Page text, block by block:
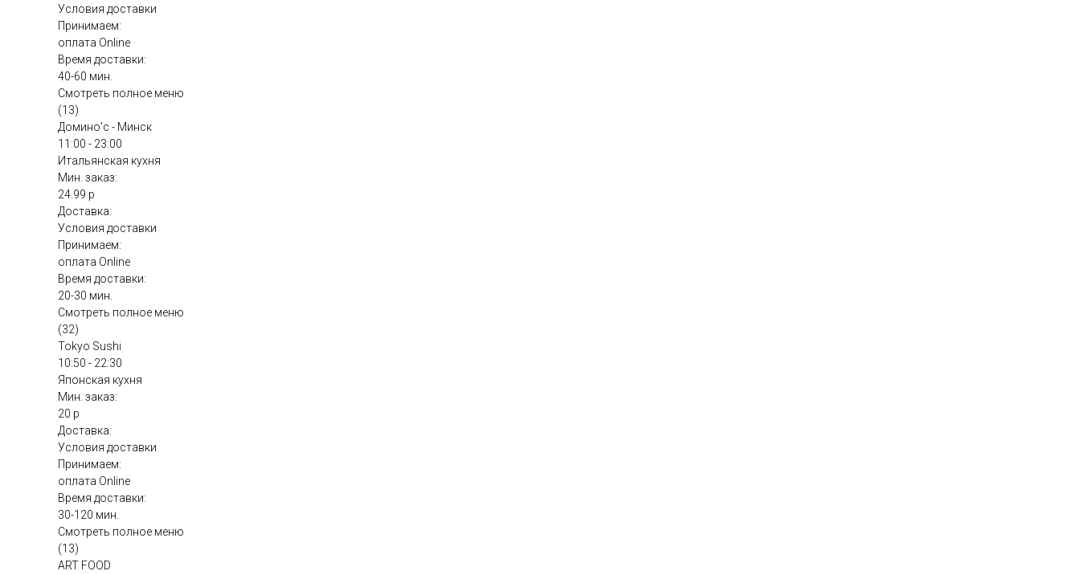
Условия доставки
Принимаем:
оплата Online
Время доставки:
40-60 мин.
Смотреть полное меню
(13)
Домино'с - Минск
11:00 - 23:00
Итальянская кухня
Мин. заказ:
24.99 р
Доставка:
Условия доставки
Принимаем:
оплата Online
Время доставки:
20-30 мин.
Смотреть полное меню
(32)
Tokyo Sushi
10:50 - 22:30
Японская кухня
Мин. заказ:
20 р
Доставка:
Условия доставки
Принимаем:
оплата Online
Время доставки:
30-120 мин.
Смотреть полное меню
(13)
ART FOOD